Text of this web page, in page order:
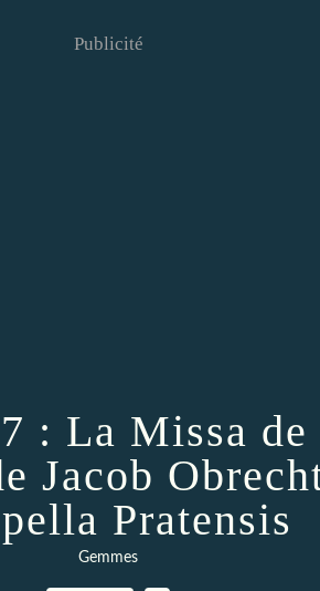
Publicité
: La Missa de
Jacob
Pratensis
Gemmes